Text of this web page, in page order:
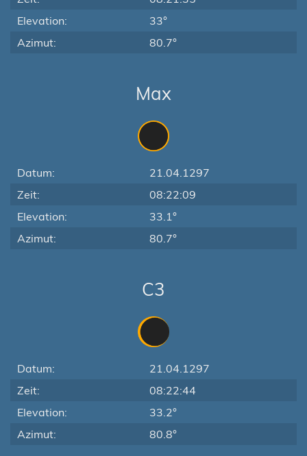
Elevation:
33°
Azimut:
80.7°
Max
Datum:
21.04.1297
Zeit:
08:22:09
Elevation:
33.1°
Azimut:
80.7°
C3
Datum:
21.04.1297
Zeit:
08:22:44
Elevation:
33.2°
Azimut:
80.8°